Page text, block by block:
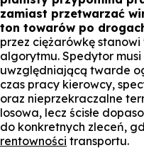
zamiast przetwarzać
ton towarów po
przez ciężarówkę
algorytmu. Spedytor
uwzględniającą twarde
czas pracy kierowcy,
oraz nieprzekraczalne
losowa, lecz ścisłe
do konkretnych zleceń,
rentowności transportu.